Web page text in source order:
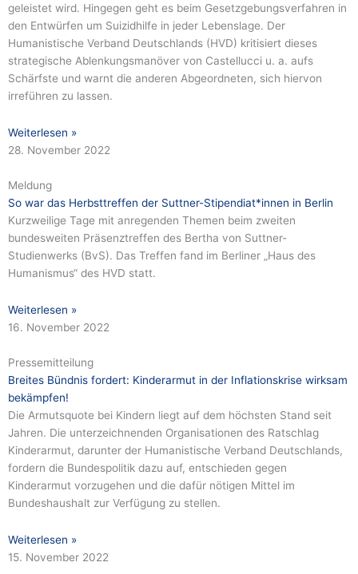
geleistet wird. Hingegen geht es beim Gesetzgebungsverfahren in
den Entwürfen um Suizidhilfe in jeder Lebenslage. Der
Humanistische Verband Deutschlands (HVD) kritisiert dieses
strategische Ablenkungsmanöver von Castellucci u. a. aufs
Schärfste und warnt die anderen Abgeordneten, sich hiervon
irreführen zu lassen.
Weiterlesen »
28. November 2022
Meldung
So war das Herbsttreffen der Suttner-Stipendiat*innen in Berlin
Kurzweilige Tage mit anregenden Themen beim zweiten
bundesweiten Präsenztreffen des Bertha von Suttner-
Studienwerks (BvS). Das Treffen fand im Berliner „Haus des
Humanismus“ des HVD statt.
Weiterlesen »
16. November 2022
Pressemitteilung
Breites Bündnis fordert: Kinderarmut in der Inflationskrise wirksam
bekämpfen!
Die Armutsquote bei Kindern liegt auf dem höchsten Stand seit
Jahren. Die unterzeichnenden Organisationen des Ratschlag
Kinderarmut, darunter der Humanistische Verband Deutschlands,
fordern die Bundespolitik dazu auf, entschieden gegen
Kinderarmut vorzugehen und die dafür nötigen Mittel im
Bundeshaushalt zur Verfügung zu stellen.
Weiterlesen »
15. November 2022